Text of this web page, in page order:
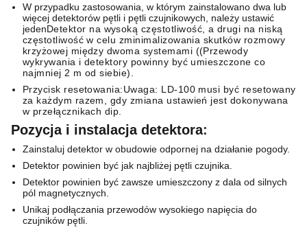
W przypadku zastosowania, w którym zainstalowano dwa lub
więcej detektorów pętli i pętli czujnikowych, należy ustawić
jedenDetektor na wysoką częstotliwość, a drugi na niską
częstotliwość w celu zminimalizowania skutków rozmowy
krzyżowej między dwoma systemami ((Przewody
wykrywania i detektory powinny być umieszczone co
najmniej 2 m od siebie).
Przycisk resetowania:Uwaga: LD-100 musi być resetowany
za każdym razem, gdy zmiana ustawień jest dokonywana
w przełącznikach dip.
Pozycja i instalacja detektora:
Zainstaluj detektor w obudowie odpornej na działanie pogody.
Detektor powinien być jak najbliżej pętli czujnika.
Detektor powinien być zawsze umieszczony z dala od silnych
pól magnetycznych.
Unikaj podłączania przewodów wysokiego napięcia do
czujników pętli.